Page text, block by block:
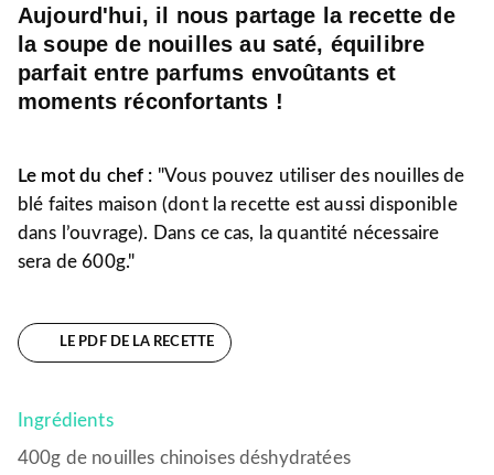
Aujourd'hui, il nous partage la recette de
la soupe de nouilles au saté, équilibre
parfait entre parfums envoûtants et
moments réconfortants !
Le mot du chef : "Vous pouvez utiliser des nouilles de
blé faites maison (dont la recette est aussi disponible
dans l’ouvrage). Dans ce cas, la quantité nécessaire
sera de 600g."
LE PDF DE LA RECETTE
Ingrédients
400g de nouilles chinoises déshydratées